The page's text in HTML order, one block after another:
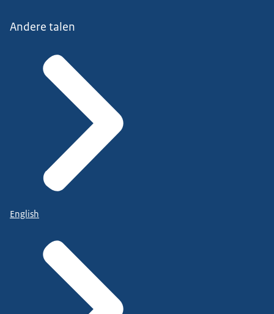
Andere talen
English